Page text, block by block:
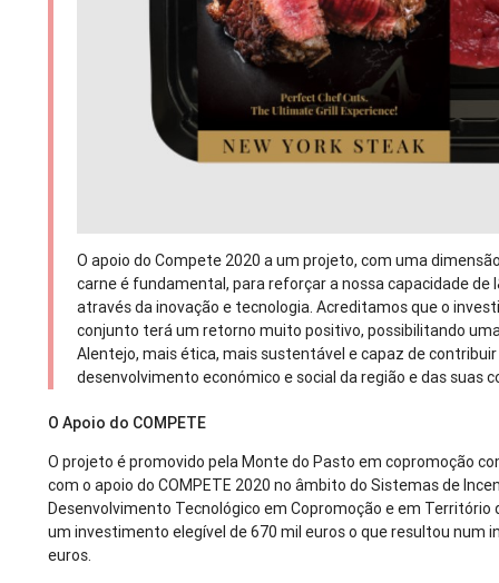
O apoio do Compete 2020 a um projeto, com uma
carne é fundamental, para reforçar a nossa capacidade de
através da inovação e tecnologia. Acreditamos que o
conjunto terá um retorno muito positivo, possibilitando
Alentejo, mais ética, mais sustentável e capaz de
desenvolvimento económico e social da região e das suas
O Apoio do COMPETE
O projeto é promovido pela Monte do Pasto em copromoção
com o apoio do COMPETE 2020 no âmbito do Sistemas de
Desenvolvimento Tecnológico em Copromoção e em Território
um investimento elegível de 670 mil euros o que resultou num
euros.